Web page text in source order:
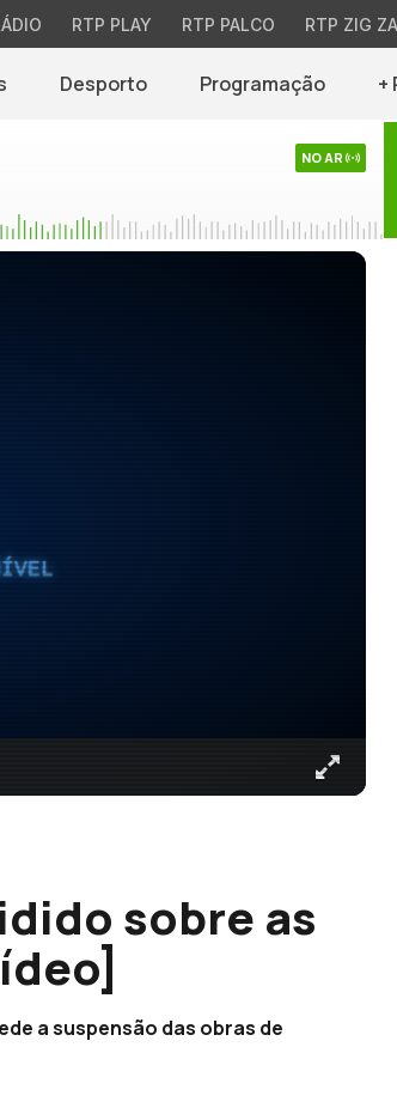
RTP PLAY RTP PALCO RTP ZIG
Desporto Programação +
NO AR
sobre as
a suspensão das obras de